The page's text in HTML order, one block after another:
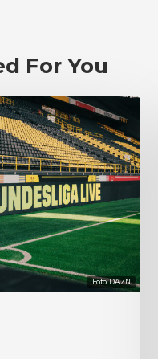
For You
Foto: DAZN